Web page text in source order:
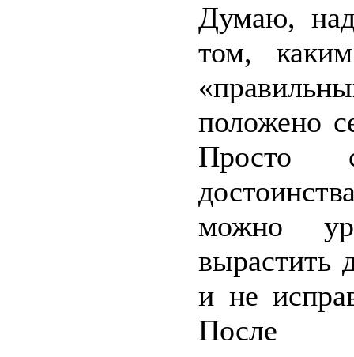
Думаю,
том,
положено
Просто
можно
вырастить
и не
После